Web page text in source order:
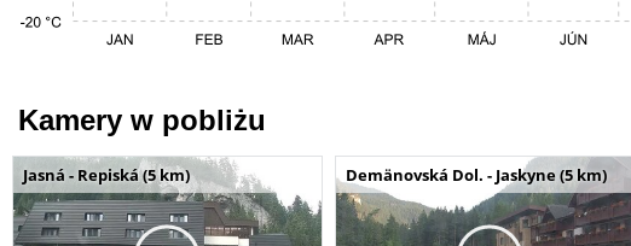
Kamery w pobliżu
Jasná - Repiská (5 km) Demänovská Dol. - Jaskyne (5 km)